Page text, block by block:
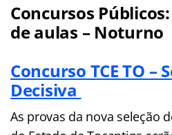
Concursos
de aulas – Noturno
Concurso TCE TO –
Decisiva
As provas da nova seleção